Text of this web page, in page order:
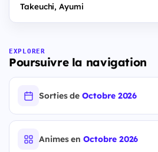
Takeuchi, Ayumi
EXPLORER
Poursuivre la navigation
Sorties deOctobre 2026
Animes enOctobre 2026